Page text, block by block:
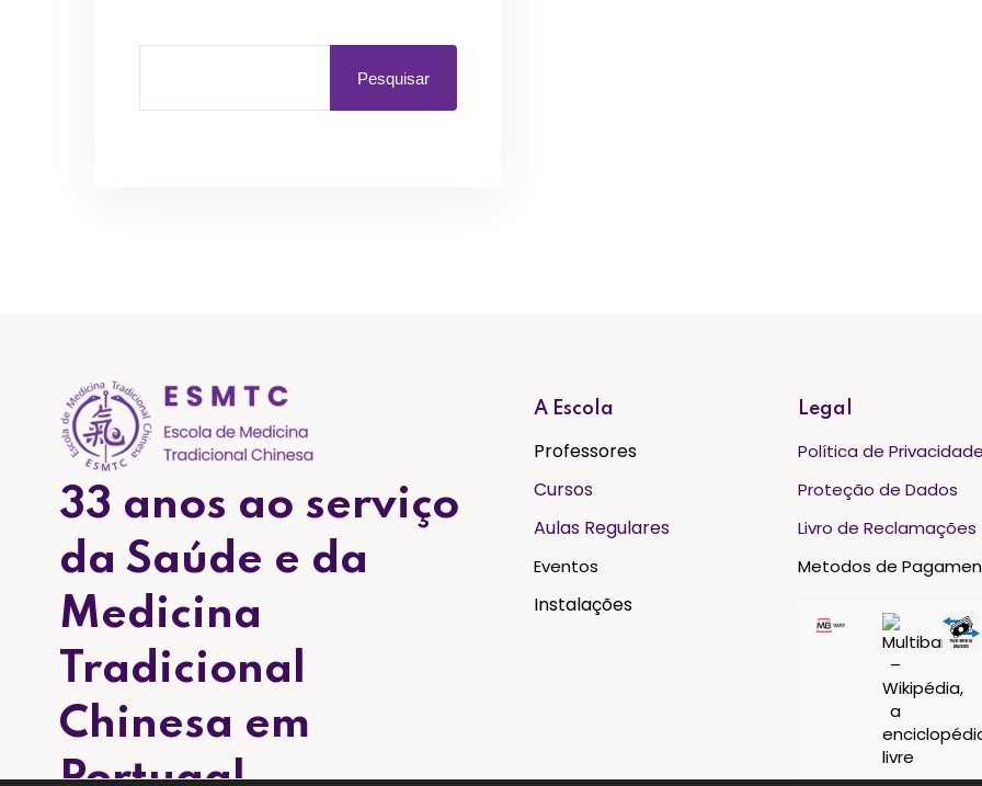
Pesquisar
33 anos ao serviço
da Saúde e da
Medicina
Tradicional
Chinesa em
A Escola
Professores
Cursos
Aulas Regulares
Eventos
Instalações
Legal
Política de
Proteção de Dados
Livro de Reclamações
Metodos de